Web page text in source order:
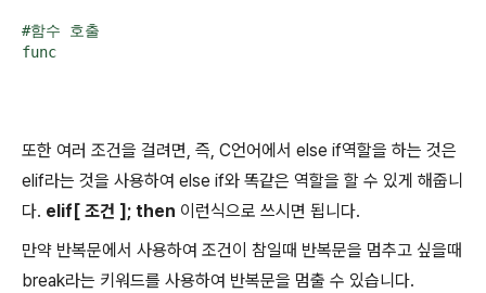
#함수 호출
또한 여러 조건을 걸려면, 즉, C언어에서 else if역할을 하는 것은
elif라는 것을 사용하여 else if와 똑같은 역할을 할 수 있게 해줍니
다. elif[ 조건 ]; then 이런식으로 쓰시면 됩니다.
만약 반복문에서 사용하여 조건이 참일때 반복문을 멈추고 싶을때
break라는 키워드를 사용하여 반복문을 멈출 수 있습니다.